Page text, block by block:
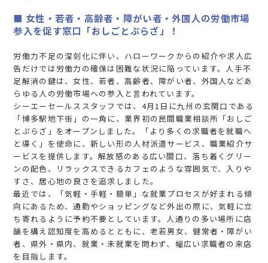
■ 女性・若者・高齢者・障がい者・外国人の労働市場
参入を促す窓口「おしごとぷらざ」！
労働力不足の深刻化に伴い、ハローワークからの紹介や求人広
告だけでは労働力の確保は困難な状況に陥っています。人手不
足解消の鍵は、女性、若者、高齢者、障がい者、外国人などあ
らゆる人の労働市場への参入と言われています。
シーエーセールススタッフでは、4月1日に九州の玄関口である
「博多駅地下街」の一角に、業界初の民間職業相談所「おしご
とぷらざ」をオープンしました。「より多くの求職者を就職へ
と導く」を使命に、新しい形の人材派遣サービス、職業紹介サ
ービスを提供します。解放感のある広い間口、落ち着くグリー
ンの配色、リラックスできるカフェのような雰囲気で、入りや
すさ、居心地の良さを追求しました。
最近では、「気軽・手軽・簡単」な就業プロセスが好まれる傾
向にあるため、通勤やショッピングなど外出の際に、気軽に立
ち寄れるように予約不要としています。人通りの多い場所に店
舗を構え認知度を高めるとともに、老若男女、健常者・障がい
者、県外・県内、就業・未就業を問わず、幅広い求職者の来店
を目指します。